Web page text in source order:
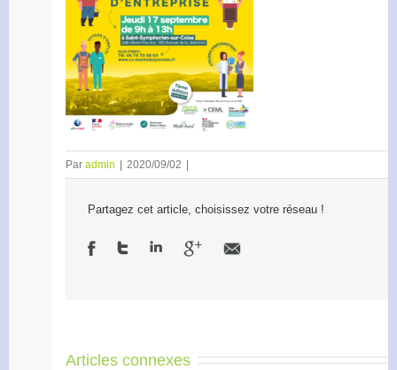
Par admin 2020/09/02
Partagez cet article, choisissez votre réseau !
Articles connexes